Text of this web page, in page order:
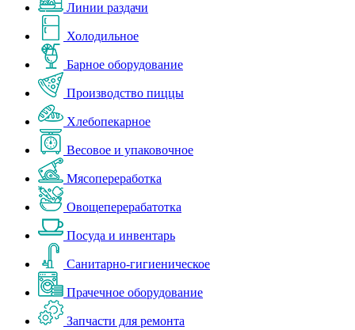
Линии раздачи
Холодильное
Барное оборудование
Производство пиццы
Хлебопекарное
Весовое и упаковочное
Мясопереработка
Овощеперерабатотка
Посуда и инвентарь
Санитарно-гигиеническое
Прачечное оборудование
Запчасти для ремонта